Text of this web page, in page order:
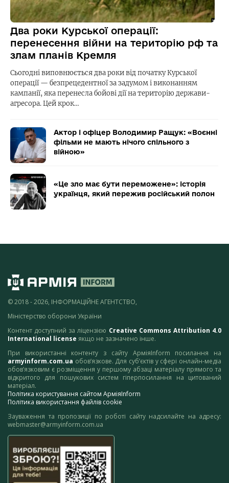
Два роки Курської операції:
перенесення війни на територію рф та
злам планів Кремля
Сьогодні виповнюється два роки від початку Курської
операції — безпрецедентної за задумом і виконанням
кампанії, яка перенесла бойові дії на територію держави-
агресора. Цей крок…
Актор і офіцер Володимир Ращук: «Воєнні
фільми не мають нічого спільного з
війною»
«Це зло має бути переможене»: історія
українця, який пережив російський полон
© 2018 - 2026, ІНФОРМАЦІЙНЕ АГЕНТСТВО,
Міністерство оборони України
Контент доступний за ліцензією Creative Commons Attribution 4.0
International license якщо не зазначено інше.
При використанні контенту з сайту АрміяInform посилання на
armyinform.com.ua обов’язкове. Для суб’єктів у сфері онлайн-медіа
обов’язковим є розміщення у першому абзаці матеріалу прямого та
відкритого для пошукових систем гіперпосилання на цитований
матеріал.
Політика користування сайтом АрміяInform
Політика використання файлів cookie
Зауваження та пропозиції по роботі сайту надсилайте на адресу:
webmaster@armyinform.com.ua